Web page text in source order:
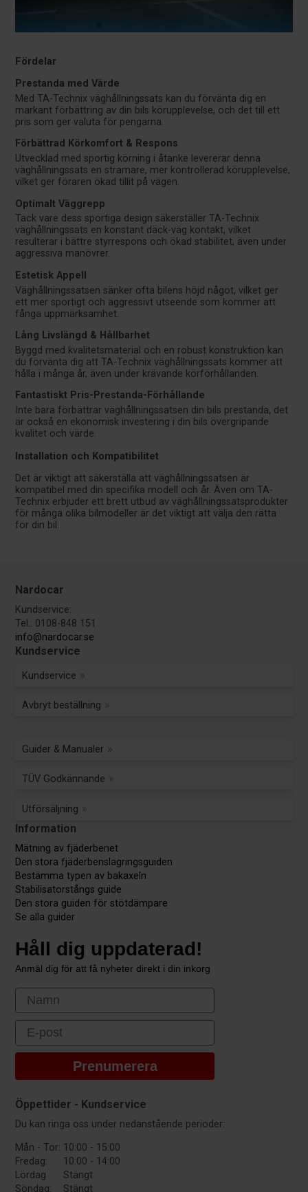
Fördelar
Prestanda med Värde
Med TA-Technix väghållningssats kan du förvänta dig en
markant förbättring av din bils körupplevelse, och det till ett
pris som ger valuta för pengarna.
Förbättrad Körkomfort & Respons
Utvecklad med sportig körning i åtanke levererar denna
väghållningssats en stramare, mer kontrollerad körupplevelse,
vilket ger föraren ökad tillit på vägen.
Optimalt Väggrepp
Tack vare dess sportiga design säkerställer TA-Technix
väghållningssats en konstant däck-väg kontakt, vilket
resulterar i bättre styrrespons och ökad stabilitet, även under
aggressiva manövrer.
Estetisk Appell
Väghållningssatsen sänker ofta bilens höjd något, vilket ger
ett mer sportigt och aggressivt utseende som kommer att
fånga uppmärksamhet.
Lång Livslängd & Hållbarhet
Byggd med kvalitetsmaterial och en robust konstruktion kan
du förvänta dig att TA-Technix väghållningssats kommer att
hålla i många år, även under krävande körförhållanden.
Fantastiskt Pris-Prestanda-Förhållande
Inte bara förbättrar väghållningssatsen din bils prestanda, det
är också en ekonomisk investering i din bils övergripande
kvalitet och värde.
Installation och Kompatibilitet
Det är viktigt att säkerställa att väghållningssatsen är
kompatibel med din specifika modell och år. Även om TA-
Technix erbjuder ett brett utbud av väghållningssatsprodukter
för många olika bilmodeller är det viktigt att välja den rätta
för din bil.
Nardocar
Kundservice:
Tel.: 0108-848 151
info@nardocar.se
Kundservice
Kundservice
Avbryt beställning
Guider & Manualer
TÜV Godkännande
Utförsäljning
Information
Mätning av fjäderbenet
Den stora fjäderbenslagringsguiden
Bestämma typen av bakaxeln
Stabilisatorstångs guide
Den stora guiden för stötdämpare
Se alla guider
Håll dig uppdaterad!
Anmäl dig för att få nyheter direkt i din inkorg
First Name
Email
Prenumerera
Öppettider - Kundservice
Du kan ringa oss under nedanstående perioder:
Mån - Tor: 10:00 - 15:00
Fredag:
10:00 - 14:00
Lördag
Stängt
Söndag:
Stängt